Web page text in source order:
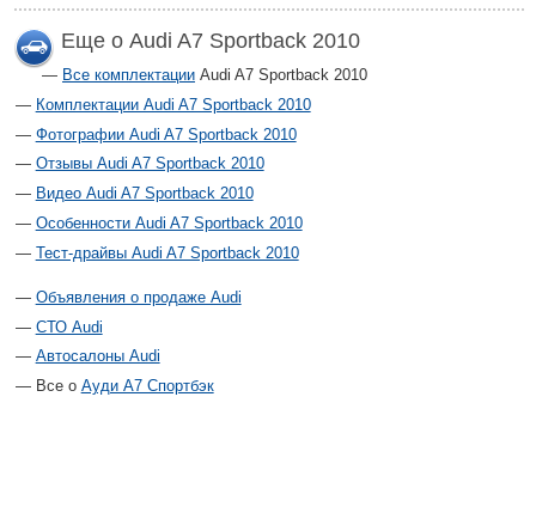
Еще о Audi A7 Sportback 2010
Все комплектации Audi A7 Sportback 2010
Комплектации Audi A7 Sportback 2010
Фотографии Audi A7 Sportback 2010
Отзывы Audi A7 Sportback 2010
Видео Audi A7 Sportback 2010
Особенности Audi A7 Sportback 2010
Тест-драйвы Audi A7 Sportback 2010
Объявления о продаже Audi
СТО Audi
Автосалоны Audi
Все о Ауди А7 Спортбэк